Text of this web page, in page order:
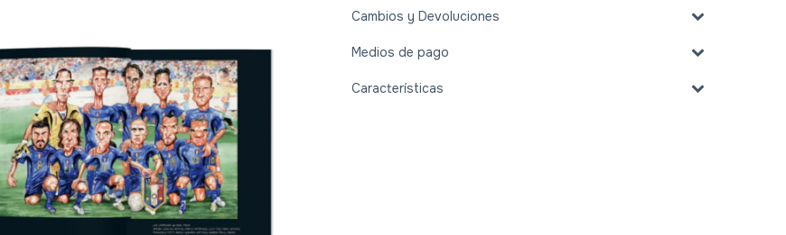
Cambios y Devoluciones
Medios de pago
Características